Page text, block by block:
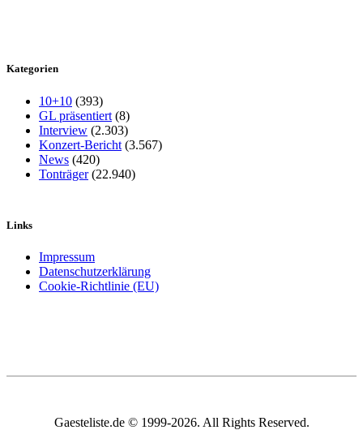
Kategorien
10+10 (393)
GL präsentiert (8)
Interview (2.303)
Konzert-Bericht (3.567)
News (420)
Tonträger(22.940)
Links
Impressum
Datenschutzerklärung
Cookie-Richtlinie (EU)
Gaesteliste.de © 1999-2026. All Rights Reserved.